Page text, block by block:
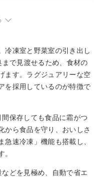
冷凍室と野菜室の引き出し
で見渡せるため、食材の
ます。ラグジュアリーな空
を採用しているのが特徴で
間保存しても食品に霜がつ
から食品を守り、おいしさ
速冷凍」機能も搭載し、
。
どを見極め、自動で省エ